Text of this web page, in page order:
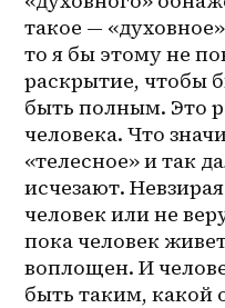
такое —
то я бы этому не
раскрытие, чтобы
быть полным. Это
человека. Что
«телесное» и так
исчезают.
человек или не
пока человек
воплощен. И
быть таким, какой